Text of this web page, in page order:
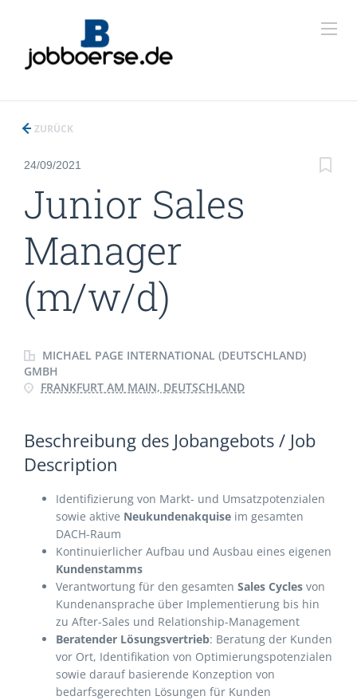
ZURÜCK
24/09/2021
Junior Sales
Manager
(m/w/d)
MICHAEL PAGE INTERNATIONAL (DEUTSCHLAND)
GMBH
FRANKFURT AM MAIN, DEUTSCHLAND
Beschreibung des Jobangebots / Job
Description
Identifizierung von Markt- und Umsatzpotenzialen
sowie aktive Neukundenakquise im gesamten
DACH-Raum
Kontinuierlicher Aufbau und Ausbau eines eigenen
Kundenstamms
Verantwortung für den gesamten Sales Cycles von
Kundenansprache über Implementierung bis hin
zu After-Sales und Relationship-Management
Beratender Lösungsvertrieb: Beratung der Kunden
vor Ort, Identifikation von Optimierungspotenzialen
sowie darauf basierende Konzeption von
bedarfsgerechten Lösungen für Kunden